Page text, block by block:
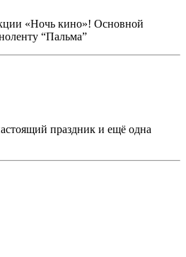
«Ночь кино»! Основной
“Пальма”
праздник и ещё одна